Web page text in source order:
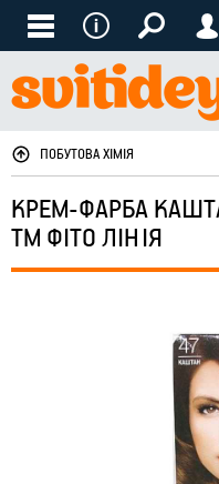
ПОБУТОВА ХІМІЯ
КРЕМ-ФАРБА
ТМ ФІТО ЛІНІЯ